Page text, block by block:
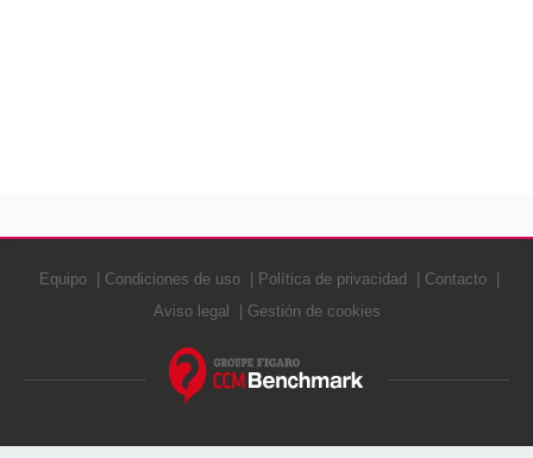
Equipo Condiciones de uso Política de privacidad
Contacto
Aviso legal
Gestión de cookies